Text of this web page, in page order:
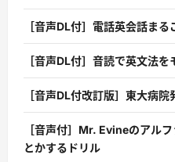
［音声DL付］電話英会話まる
［音声DL付］音読で英文法
［音声DL付改訂版］東大病
［音声付］Mr. Evineのアル
とかするドリル